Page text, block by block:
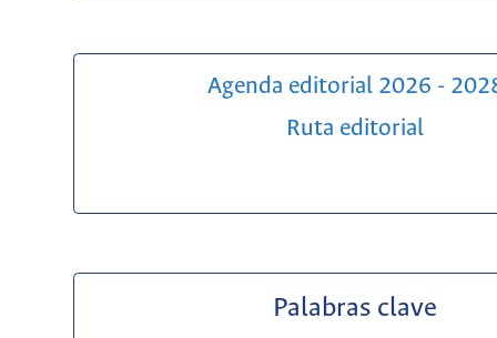
Agenda editorial 2026 -
Ruta editorial
Palabras clave